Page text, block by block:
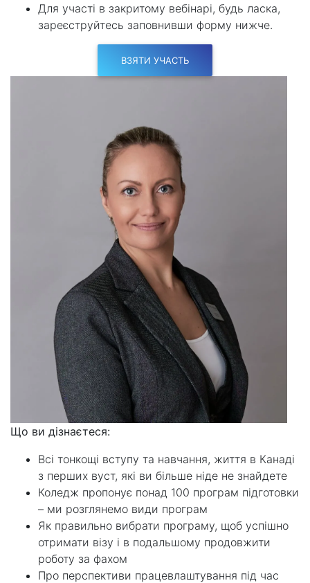
Для участі в закритому вебінарі, будь ласка,
зареєструйтесь заповнивши форму нижче.
ВЗЯТИ УЧАСТЬ
Що ви дізнаєтеся:
Всі тонкощі вступу та навчання, життя в Канаді
з перших вуст, які ви більше ніде не знайдете
Коледж пропонує понад 100 програм підготовки
– ми розглянемо види програм
Як правильно вибрати програму, щоб успішно
отримати візу і в подальшому продовжити
роботу за фахом
Про перспективи працевлаштування під час